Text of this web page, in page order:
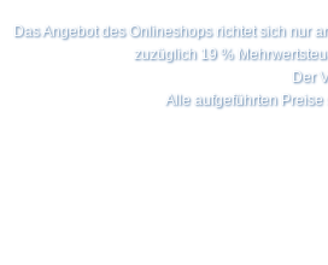
Das Angebot des Onlineshops richtet sich nur
zuzüglich 19 %
Der
Alle aufgeführten